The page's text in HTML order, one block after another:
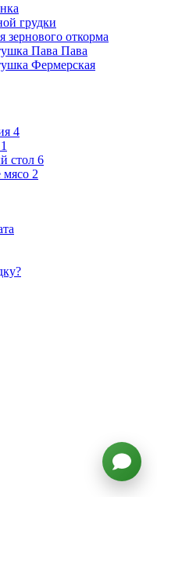
грудки
зернового откорма
Пава Пава
Фермерская
4
1
стол 6
мясо 2